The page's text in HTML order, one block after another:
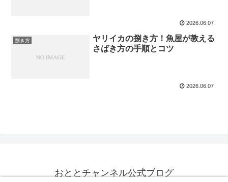
2026.06.07
捌き方
ヤリイカの捌き方！魚屋が教える
さばき方の手順とコツ
2026.06.07
おととチャンネル公式ブログ